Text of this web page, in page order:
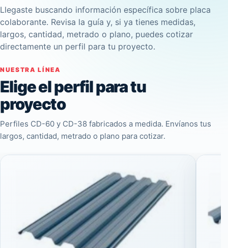
Llegaste buscando información específica sobre placa
colaborante. Revisa la guía y, si ya tienes medidas,
largos, cantidad, metrado o plano, puedes cotizar
directamente un perfil para tu proyecto.
NUESTRA LÍNEA
Elige el perfil para tu
proyecto
Perfiles CD-60 y CD-38 fabricados a medida. Envíanos tus
largos, cantidad, metrado o plano para cotizar.